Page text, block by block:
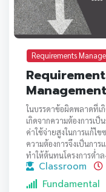
Requirements
Management
ในบรรดาข้อผิดพลาดที่
เกิดจากความต้องการเ
ค่าใช้จ่ายสูงในการแก้ไ
ความต้องการจึงเป็นกา
ทำให้ต้นทุนโครงการต่ำล
Classroom
Fundamental